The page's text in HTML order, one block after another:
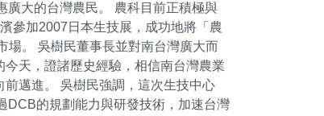
廣大的台灣農民。 農科目前正積極與
參加2007日本生技展，成功地將「農
場。 吳樹民董事長並對南台灣廣大而
天，證諸歷史經驗，相信南台灣農業
邁進。 吳樹民強調，這次生技中心
DCB的規劃能力與研發技術，加速台灣